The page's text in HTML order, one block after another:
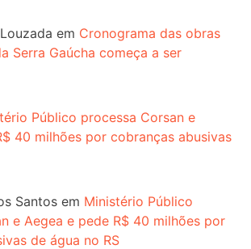
em Cronograma das obras
Serra Gaúcha começa a ser
Público processa Corsan e
40 milhões por cobranças abusivas
Santos em Ministério Público
e Aegea e pede R$ 40 milhões por
de água no RS